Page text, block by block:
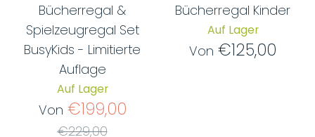
Bücherregal &
Spielzeugregal Set
BusyKids - Limitierte
Auflage
Auf Lager
Von €199,00Normaler
€229,00
Bücherregal Kinder
Auf Lager
Von €125,00